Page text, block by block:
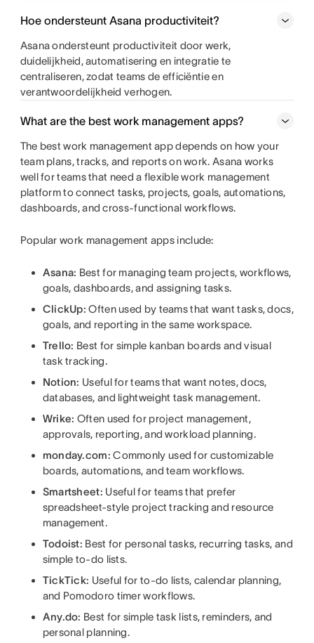
Hoe ondersteunt Asana productiviteit?
Asana ondersteunt productiviteit door werk,
duidelijkheid, automatisering en integratie te
centraliseren, zodat teams de efficiëntie en
verantwoordelijkheid verhogen.
What are the best work management apps?
The best work management app depends on how your
team plans, tracks, and reports on work. Asana works
well for teams that need a flexible work management
platform to connect tasks, projects, goals, automations,
dashboards, and cross-functional workflows.
Popular work management apps include:
Asana: Best for managing team projects, workflows,
goals, dashboards, and assigning tasks.
ClickUp: Often used by teams that want tasks, docs,
goals, and reporting in the same workspace.
Trello: Best for simple kanban boards and visual
task tracking.
Notion: Useful for teams that want notes, docs,
databases, and lightweight task management.
Wrike: Often used for project management,
approvals, reporting, and workload planning.
monday.com: Commonly used for customizable
boards, automations, and team workflows.
Smartsheet: Useful for teams that prefer
spreadsheet-style project tracking and resource
management.
Todoist: Best for personal tasks, recurring tasks, and
simple to-do lists.
TickTick: Useful for to-do lists, calendar planning,
and Pomodoro timer workflows.
Any.do: Best for simple task lists, reminders, and
personal planning.